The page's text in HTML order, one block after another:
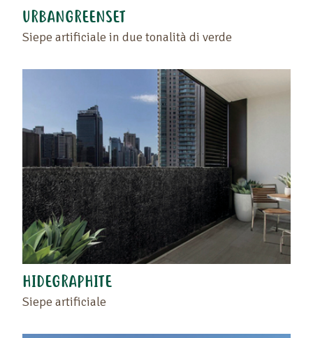
URBANGREENSET
Siepe artificiale in due tonalità di verde
HIDEGRAPHITE
Siepe artificiale